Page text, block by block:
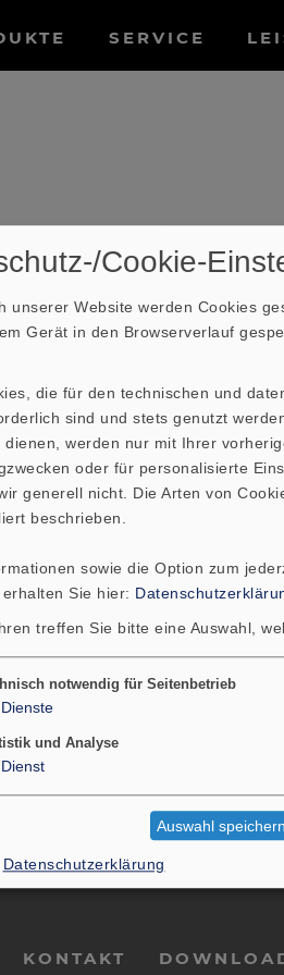
SERVICE
gemessen in W
kann. Sie wird
Musikprogramm
sind als die tiefen.
der gesamten Leistung
Signal bei z.B. 20 Hz
bei Subwoofern oder im
andere Anforderungen
und
allein verkraftet.
KONTAKT
Cookie-
unserer Website werden Cookies
Gerät in den Browserverlauf
die für den technischen und
sind und stets genutzt
dienen, werden nur mit Ihrer
oder für personalisierte
generell nicht. Die Arten von
beschrieben.
sowie die Option zum
Sie hier:
treffen Sie bitte eine Auswahl,
Datenschutzerklärung
notwendig für Seitenbetrieb
Dienste
und Analyse
Dienst
Auswahl speichern